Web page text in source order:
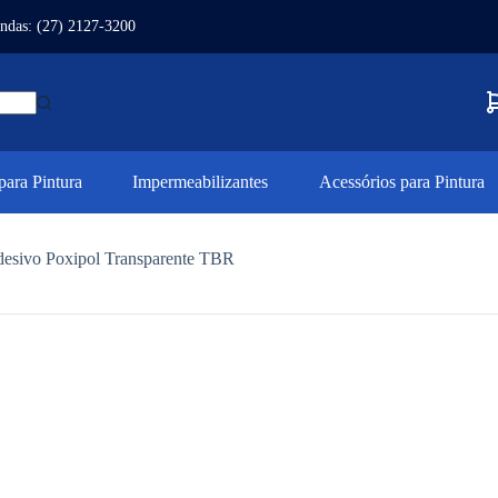
(27) 2127-3200
Pintura Impermeabilizantes Acessórios para Pintura
Poxipol Transparente TBR